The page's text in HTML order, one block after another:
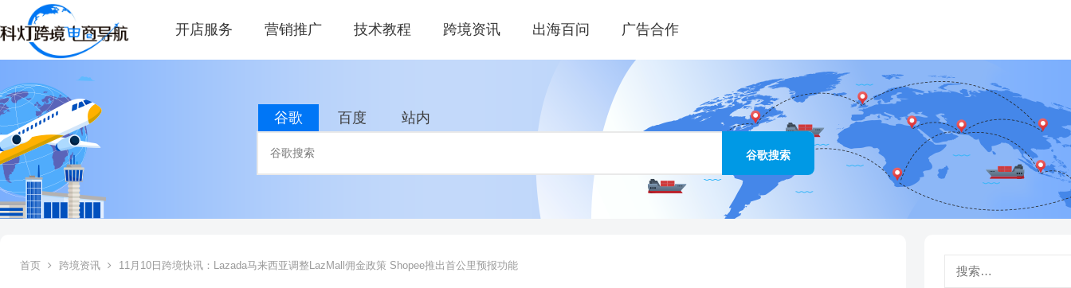
开店服务 营销推广 技术教程 跨境资讯 出海百问 广告合作
谷歌 百度 站内
首页 跨境资讯 11月10日跨境快讯：Lazada马来西亚调整LazMall佣金政策 Shopee推出首公里预报功能